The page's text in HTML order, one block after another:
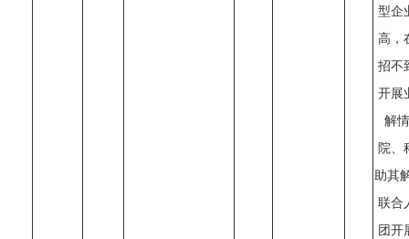
型企
高，
招不
开展
解
院、
助其
联合
团开